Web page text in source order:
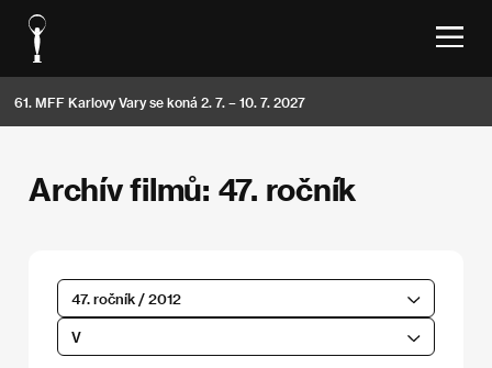
61. MFF Karlovy Vary se koná 2. 7. – 10. 7. 2027
Archív filmů: 47. ročník
47. ročník / 2012
V